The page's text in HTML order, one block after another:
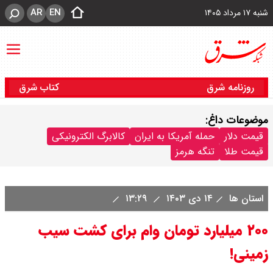
شنبه ۱۷ مرداد ۱۴۰۵ EN
AR
روزنامه شرق کتاب شرق
موضوعات داغ:
قیمت دلار حمله آمریکا به ایران
کالابرگ الکترونیکی
قیمت طلا
تنگه هرمز
استان ها ۱۴ دی ۱۴۰۳
۲۰۰ میلیارد تومان وام برای کشت سیب
زمینی!